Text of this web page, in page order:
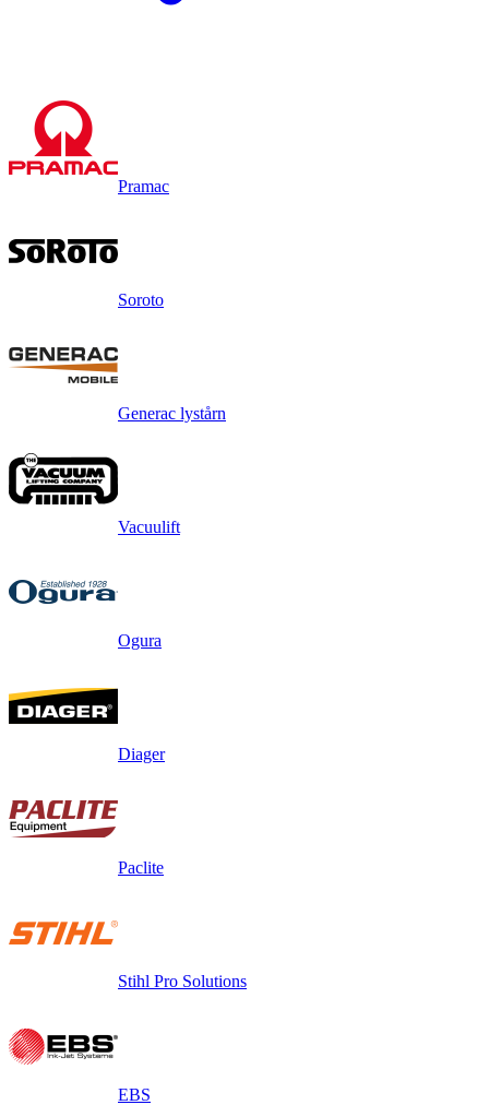
Pramac
Soroto
Generac lystårn
Vacuulift
Ogura
Diager
Paclite
Stihl Pro Solutions
EBS